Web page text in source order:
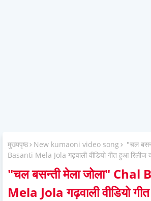
मुख्यपृष्ठ New kumaoni video song
"चल
Basanti Mela Jola गढ़वाली वीडियो गीत हुआ रिलीज
"चल बसन्ती मेला जोला" Chal
Mela Jola गढ़वाली वीडियो